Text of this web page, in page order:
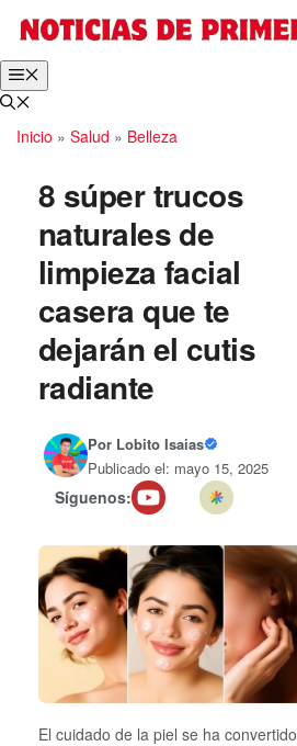
contenido
Inicio » Salud » Belleza
8 súper trucos
naturales de
limpieza facial
casera que te
dejarán el cutis
radiante
Por Lobito Isaias
Publicado el: mayo 15, 2025
Síguenos:
El cuidado de la piel se ha convertido